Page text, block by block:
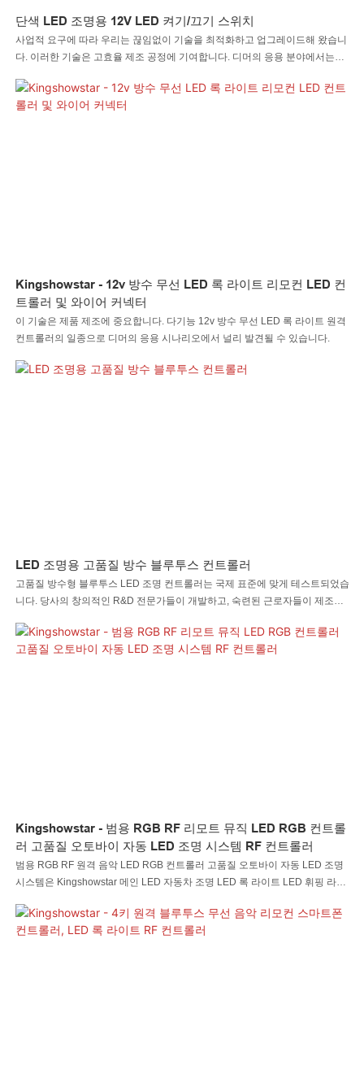
단색 LED 조명용 12V LED 켜기/끄기 스위치
사업적 요구에 따라 우리는 끊임없이 기술을 최적화하고 업그레이드해 왔습니
다. 이러한 기술은 고효율 제조 공정에 기여합니다. 디머의 응용 분야에서는
LED 오토바이 조명 LED 보트 조명 LED 와이어 커넥터 LED 컨트롤러가 매우
유용한 것으로 입증되었습니다.
Kingshowstar - 12v 방수 무선 LED 록 라이트 리모컨 LED 컨
트롤러 및 와이어 커넥터
이 기술은 제품 제조에 중요합니다. 다기능 12v 방수 무선 LED 록 라이트 원격
컨트롤러의 일종으로 디머의 응용 시나리오에서 널리 발견될 수 있습니다.
LED 조명용 고품질 방수 블루투스 컨트롤러
고품질 방수형 블루투스 LED 조명 컨트롤러는 국제 표준에 맞게 테스트되었습
니다. 당사의 창의적인 R&D 전문가들이 개발하고, 숙련된 근로자들이 제조한
동차 조명 LED 암석 조명 LED 채찍 조명 LED 휠 조명 LED 헤드라이트 LED
오토바이 조명 LED 보트 조명 LED 와이어 커넥터 LED 컨트롤러는 시장에서
Kingshowstar - 범용 RGB RF 리모트 뮤직 LED RGB 컨트롤
러 고품질 오토바이 자동 LED 조명 시스템 RF 컨트롤러
범용 RGB RF 원격 음악 LED RGB 컨트롤러 고품질 오토바이 자동 LED 조명
시스템은 Kingshowstar 메인 LED 자동차 조명 LED 록 라이트 LED 휘핑 라이
와이어 커넥터 LED 컨트롤러로 중국에서 생산됩니다. 강력한 생산 능력과 경
쟁력 있는 기술 수준에 힘입어, 심천 KingshowStar Technology Co., Ltd.는 다